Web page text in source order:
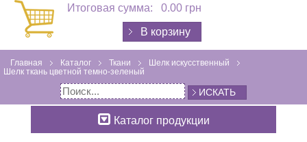
Итоговая сумма: 0.00 грн
В корзину
Главная Каталог Ткани
Шелк искусственный
Шелк ткань цветной темно-зеленый
ИСКАТЬ
Каталог продукции